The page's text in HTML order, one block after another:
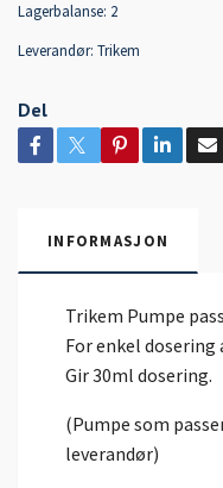
Lagerbalanse: 2
Leverandør: Trikem
Del
INFORMASJON
Trikem Pumpe
For enkel
Gir 30ml dosering.
(Pumpe som
leverandør)